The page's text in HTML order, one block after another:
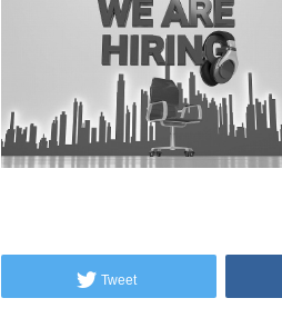
Tweet